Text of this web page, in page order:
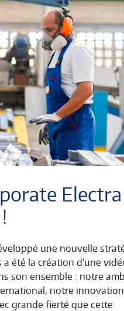
Electra
une nouvelle
été la création d’une
son ensemble : notre
notre
grande fierté que cette